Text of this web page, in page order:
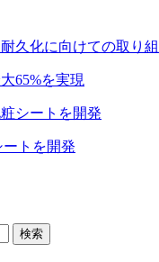
久化に向けての取り
65%を実現
シートを開発
トを開発
検索